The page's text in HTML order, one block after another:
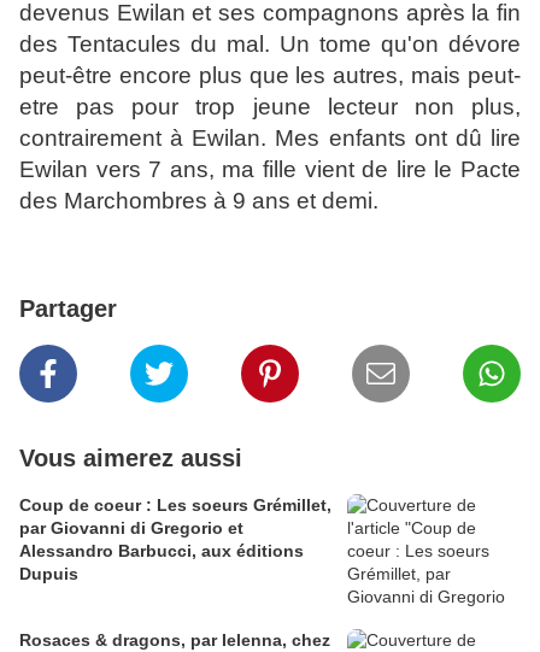
devenus Ewilan et ses compagnons après la fin
des Tentacules du mal. Un tome qu'on dévore
peut-être encore plus que les autres, mais peut-
etre pas pour trop jeune lecteur non plus,
contrairement à Ewilan. Mes enfants ont dû lire
Ewilan vers 7 ans, ma fille vient de lire le Pacte
des Marchombres à 9 ans et demi.
Partager
Vous aimerez aussi
Coup de coeur : Les soeurs Grémillet,
par Giovanni di Gregorio et
Alessandro Barbucci, aux éditions
Dupuis
Rosaces & dragons, par Ielenna, chez